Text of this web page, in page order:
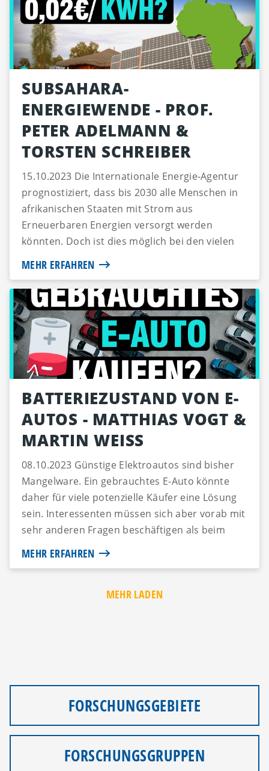
SUBSAHARA-
ENERGIEWENDE - PROF.
PETER ADELMANN &
TORSTEN SCHREIBER
15.10.2023 Die Internationale Energie-Agentur
prognostiziert, dass bis 2030 alle Menschen in
afrikanischen Staaten mit Strom aus
Erneuerbaren Energien versorgt werden
könnten. Doch ist dies möglich bei den vielen
MEHR ERFAHREN
BATTERIEZUSTAND VON E-
AUTOS - MATTHIAS VOGT &
MARTIN WEISS
08.10.2023 Günstige Elektroautos sind bisher
Mangelware. Ein gebrauchtes E-Auto könnte
daher für viele potenzielle Käufer eine Lösung
sein. Interessenten müssen sich aber vorab mit
sehr anderen Fragen beschäftigen als beim
MEHR ERFAHREN
MEHR LADEN
FORSCHUNGSGEBIETE
FORSCHUNGSGRUPPEN